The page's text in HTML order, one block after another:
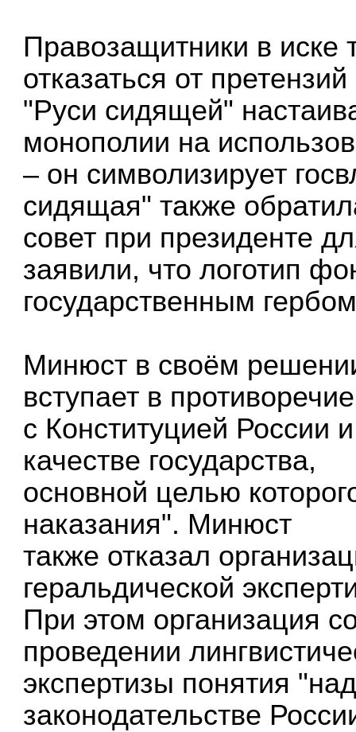
Правозащитники в иске
отказаться от
"Руси сидящей"
монополии на
– он символизирует
сидящая" также
совет при президенте
заявили, что логотип
государственным
Минюст в своём
вступает в противоречие
с Конституцией России
качестве государства,
основной целью
наказания". Минюст
также отказал
геральдической
При этом организация
проведении
экспертизы понятия
законодательстве